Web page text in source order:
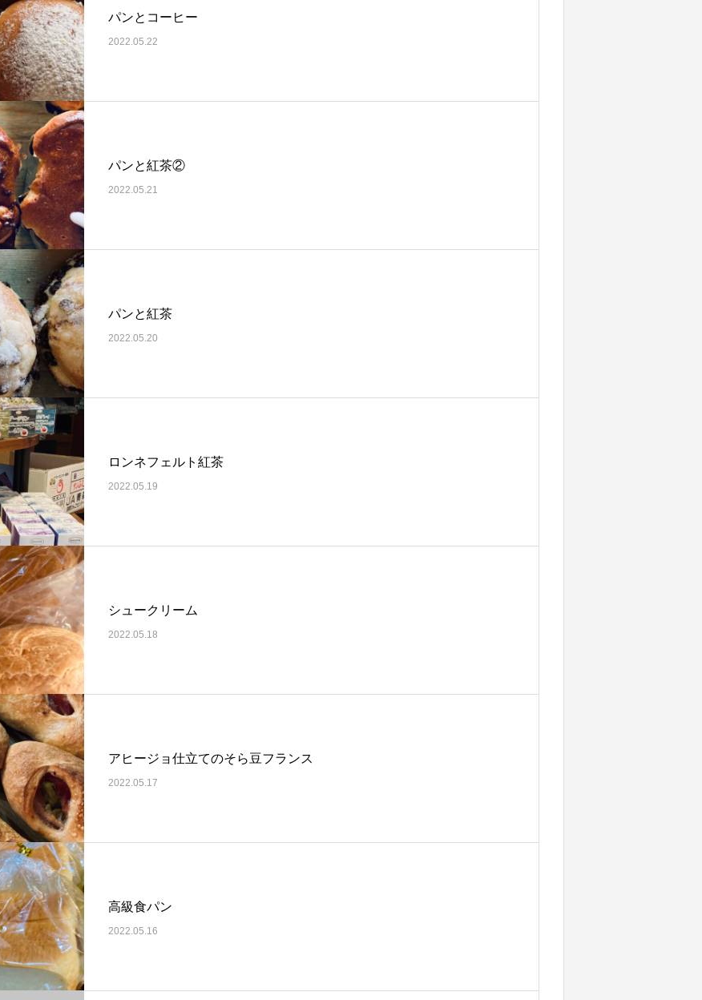
パンとコーヒー
2022.05.22
パンと紅茶②
2022.05.21
パンと紅茶
2022.05.20
ロンネフェルト紅茶
2022.05.19
シュークリーム
2022.05.18
アヒージョ仕立てのそら豆フランス
2022.05.17
高級食パン
2022.05.16